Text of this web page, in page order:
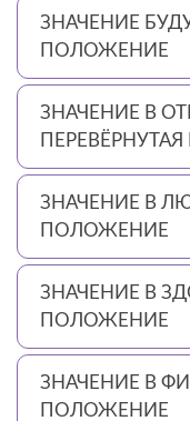
ЗНАЧЕНИЕ
ПОЛОЖЕНИЕ
ЗНАЧЕНИЕ В
ЗНАЧЕНИЕ В
ПОЛОЖЕНИЕ
ЗНАЧЕНИЕ В
ПОЛОЖЕНИЕ
ЗНАЧЕНИЕ В
ПОЛОЖЕНИЕ